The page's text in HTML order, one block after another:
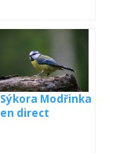
Sýkora Modřinka
en direct